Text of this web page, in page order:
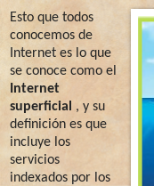
Esto que todos
conocemos de
Internet es lo que
se conoce como el
Internet
superficial
, y su
definición es que
incluye los
servicios
indexados por los